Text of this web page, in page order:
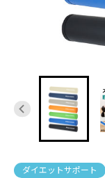
ダイエットサポート